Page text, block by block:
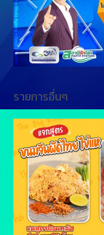
รายการอื่นๆ